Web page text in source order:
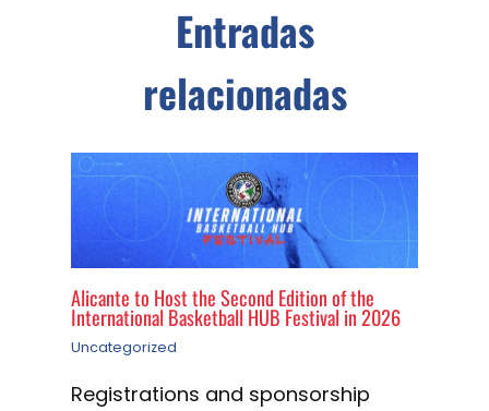
Entradas
relacionadas
Alicante to Host the Second Edition of the
International Basketball HUB Festival in 2026
Uncategorized
Registrations and sponsorship